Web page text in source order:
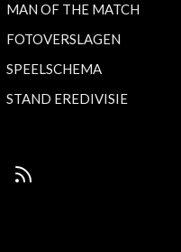
MAN OF THE MATCH
FOTOVERSLAGEN
SPEELSCHEMA
STAND EREDIVISIE